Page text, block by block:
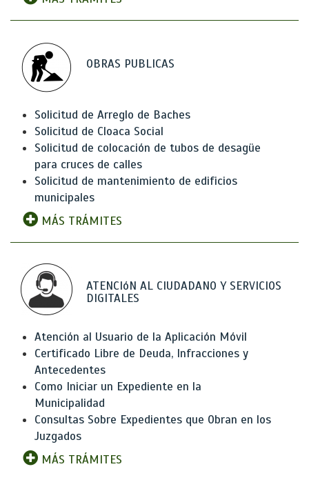
OBRAS PUBLICAS
Solicitud de Arreglo de Baches
Solicitud de Cloaca Social
Solicitud de colocación de tubos de desagüe
para cruces de calles
Solicitud de mantenimiento de edificios
municipales
MÁS TRÁMITES
ATENCIóN AL CIUDADANO Y SERVICIOS
DIGITALES
Atención al Usuario de la Aplicación Móvil
Certificado Libre de Deuda, Infracciones y
Antecedentes
Como Iniciar un Expediente en la
Municipalidad
Consultas Sobre Expedientes que Obran en los
Juzgados
MÁS TRÁMITES